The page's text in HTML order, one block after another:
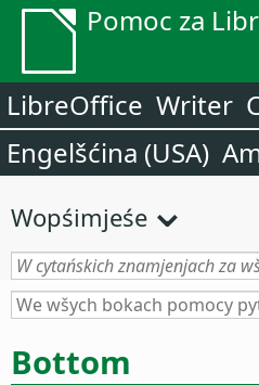
Pomoc za
LibreOffice Writer
Engelšćina (USA)
Wopśimjeśe
Bottom